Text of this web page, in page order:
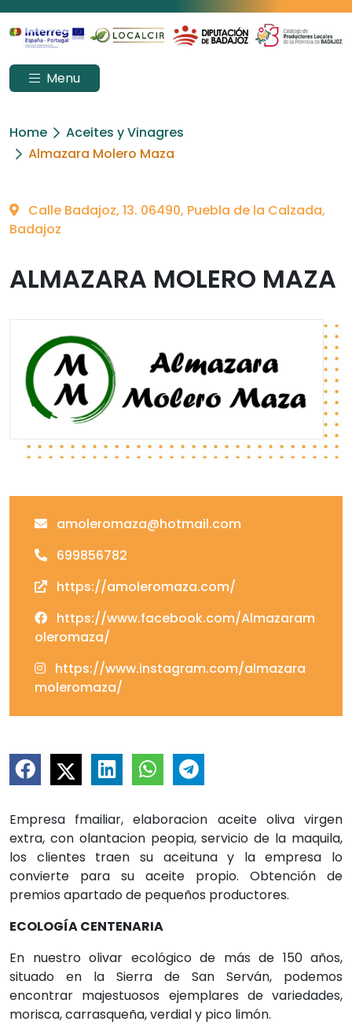
Menu
Home
Aceites y Vinagres
Almazara Molero Maza
Calle Badajoz, 13. 06490, Puebla de la Calzada,
Badajoz
ALMAZARA MOLERO MAZA
amoleromaza@hotmail.com
699856782
https://amoleromaza.com/
https://www.facebook.com/Almazaram
oleromaza/
https://www.instagram.com/almazara
moleromaza/
Empresa fmailiar, elaboracion aceite oliva virgen
extra, con olantacion peopia, servicio de la maquila,
los clientes traen su aceituna y la empresa lo
convierte para su aceite propio. Obtención de
premios apartado de pequeños productores.
ECOLOGÍA CENTENARIA
En nuestro olivar ecológico de más de 150 años,
situado en la Sierra de San Serván, podemos
encontrar majestuosos ejemplares de variedades,
morisca, carrasqueña, verdial y pico limón.